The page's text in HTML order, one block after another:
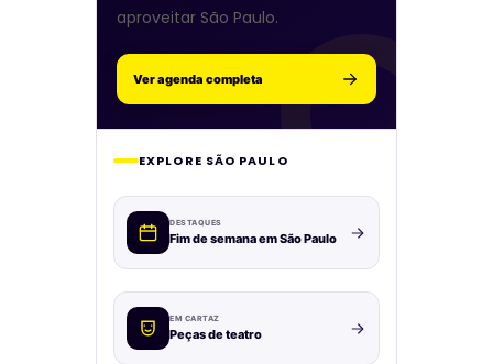
aproveitar São Paulo.
Ver agenda completa
EXPLORE SÃO PAULO
DESTAQUES
Fim de semana em São Paulo
EM CARTAZ
Peças de teatro